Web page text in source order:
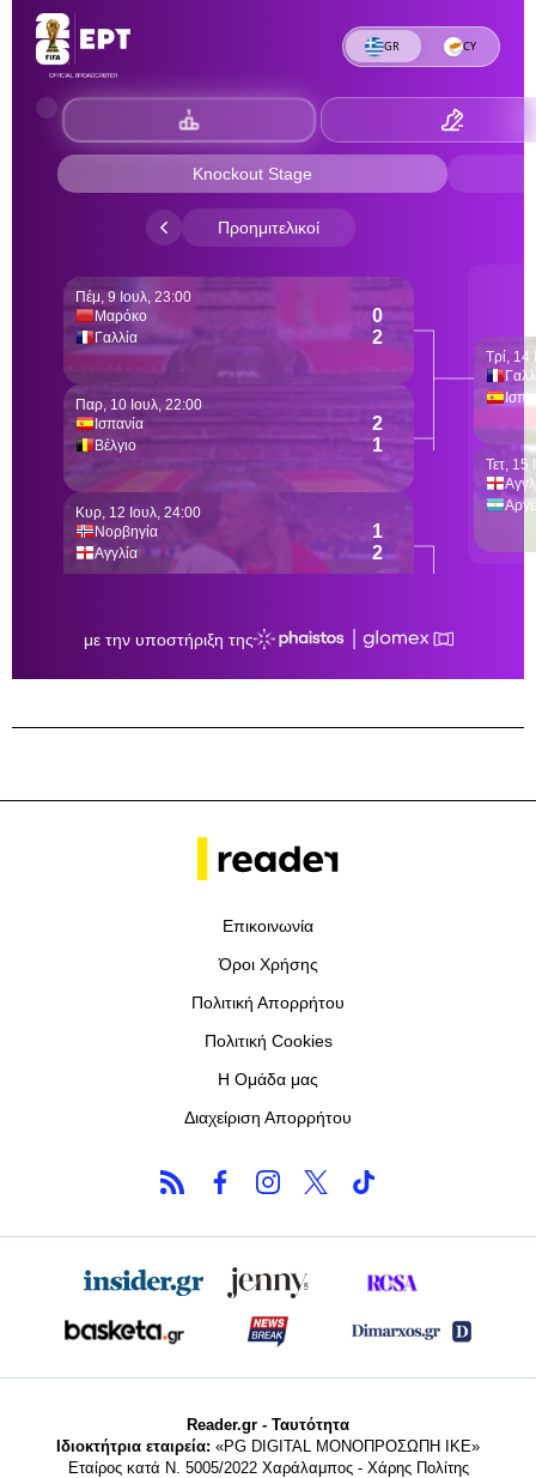
Επικοινωνία
Όροι Χρήσης
Πολιτική Απορρήτου
Πολιτική Cookies
Η Ομάδα μας
Διαχείριση Απορρήτου
Reader.gr - Ταυτότητα
Ιδιοκτήτρια εταιρεία: «PG DIGITAL MONΟΠΡΟΣΩΠΗ ΙΚΕ»
Εταίρος κατά Ν. 5005/2022 Χαράλαμπος - Χάρης Πολίτης